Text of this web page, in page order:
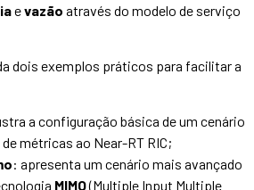
evazão através do modelo de serviço
dois exemplos práticos para facilitar a
a configuração básica de um cenário
métricas ao Near-RT RIC;
: apresenta um cenário mais avançado
MIMO(Multiple Input Multiple